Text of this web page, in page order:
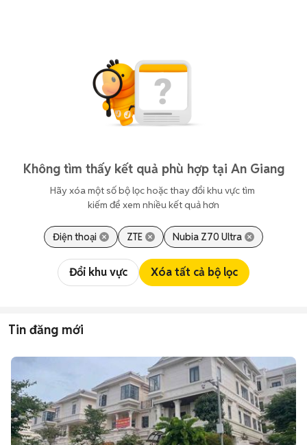
Không tìm thấy kết quả phù hợp tại An Giang
Hãy xóa một số bộ lọc hoặc thay đổi khu vực tìm
kiếm để xem nhiều kết quả hơn
Điện thoại ZTE Nubia Z70 Ultra
Đổi khu vực Xóa tất cả bộ lọc
Tin đăng mới